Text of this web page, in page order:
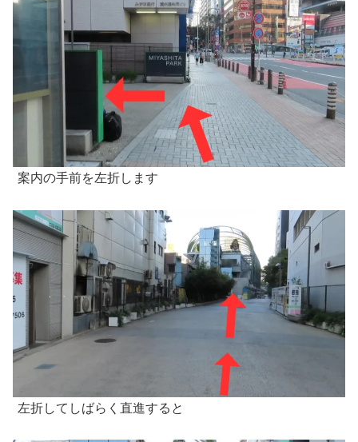
案内の手前を左折します
左折してしばらく直進すると